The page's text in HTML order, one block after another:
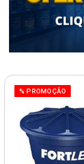
% PROMOÇÃO